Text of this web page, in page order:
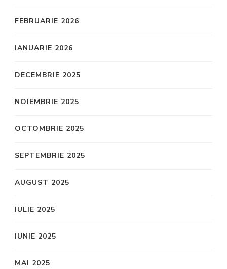
FEBRUARIE 2026
IANUARIE 2026
DECEMBRIE 2025
NOIEMBRIE 2025
OCTOMBRIE 2025
SEPTEMBRIE 2025
AUGUST 2025
IULIE 2025
IUNIE 2025
MAI 2025